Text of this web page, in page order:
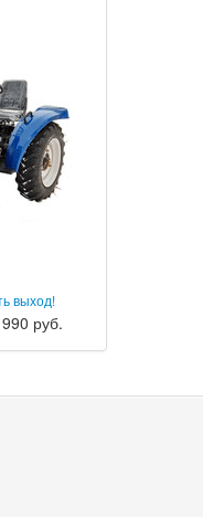
выход!
руб.